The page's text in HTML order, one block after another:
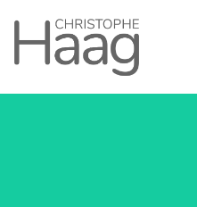
Navigation principale